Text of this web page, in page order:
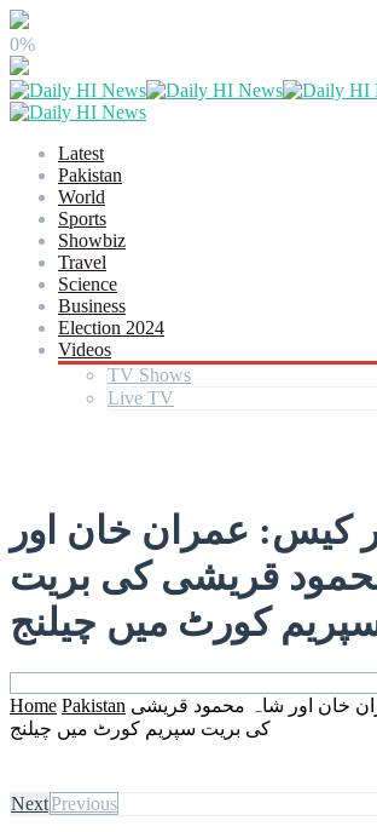
0%
Latest
Pakistan
World
Sports
Showbiz
Travel
Science
Business
Election 2024
Videos
TV Shows
Live TV
کیس: عمران خان اور
قریشی کی بریت
کورٹ میں چیلنج
Home Pakistan خان اور شاہ محمود قریشی
کی بریت سپریم کورٹ میں چیلنج
NextPrevious